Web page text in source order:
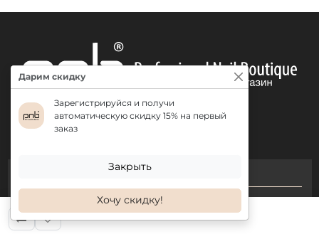
+ 38 (050) 075 35 05
+ 38 (097) 075 35 05
Дарим скидку
Зарегистрируйся и получи
автоматическую скидку 15% на первый
заказ
Закрыть
Хочу скидку!